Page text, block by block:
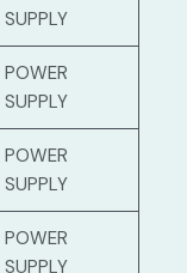
SUPPLY
POWER
SUPPLY
POWER
SUPPLY
POWER
SUPPLY